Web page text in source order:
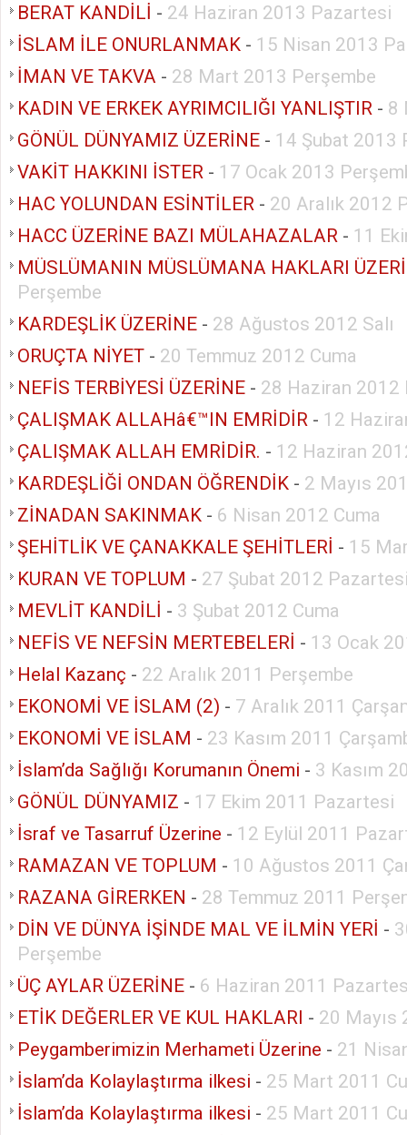
BERAT KANDİLİ - 24 Haziran 2013 Pazartesi
İSLAM İLE ONURLANMAK - 15 Nisan 2013
İMAN VE TAKVA - 28 Mart 2013 Perşembe
KADIN VE ERKEK AYRIMCILIĞI YANLIŞTIR - 8
GÖNÜL DÜNYAMIZ ÜZERİNE - 14 Şubat 2013
VAKİT HAKKINI İSTER - 17 Ocak 2013
HAC YOLUNDAN ESİNTİLER - 20 Aralık 2012
HACC ÜZERİNE BAZI MÜLAHAZALAR - 11
MÜSLÜMANIN MÜSLÜMANA HAKLARI
Perşembe
KARDEŞLİK ÜZERİNE - 28 Ağustos 2012 Salı
ORUÇTA NİYET - 20 Temmuz 2012 Cuma
NEFİS TERBİYESİ ÜZERİNE - 28 Haziran 2012
ÇALIŞMAK ALLAHâ€™IN EMRİDİR - 12
ÇALIŞMAK ALLAH EMRİDİR. - 12 Haziran
KARDEŞLİĞİ ONDAN ÖĞRENDİK - 2 Mayıs
ZİNADAN SAKINMAK - 6 Nisan 2012 Cuma
ŞEHİTLİK VE ÇANAKKALE ŞEHİTLERİ - 15
KURAN VE TOPLUM - 27 Şubat 2012
MEVLİT KANDİLİ - 3 Şubat 2012 Cuma
NEFİS VE NEFSİN MERTEBELERİ - 13 Ocak
Helal Kazanç - 22 Aralık 2011 Perşembe
EKONOMİ VE İSLAM (2) - 7 Aralık 2011
EKONOMİ VE İSLAM - 23 Kasım 2011
İslam’da Sağlığı Korumanın Önemi - 3 Kasım
GÖNÜL DÜNYAMIZ - 17 Ekim 2011 Pazartesi
İsraf ve Tasarruf Üzerine - 12 Eylül 2011
RAMAZAN VE TOPLUM - 10 Ağustos 2011
RAZANA GİRERKEN - 28 Temmuz 2011
DİN VE DÜNYA İŞİNDE MAL VE İLMİN YERİ -
Perşembe
ÜÇ AYLAR ÜZERİNE - 6 Haziran 2011
ETİK DEĞERLER VE KUL HAKLARI - 20 Mayıs
Peygamberimizin Merhameti Üzerine - 21
İslam’da Kolaylaştırma ilkesi - 25 Mart 2011
İslam’da Kolaylaştırma ilkesi - 25 Mart 2011